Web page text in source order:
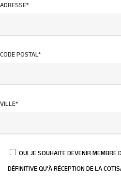
ADRESSE*
CODE POSTAL*
VILLE*
OUI JE SOUHAITE DEVENIR MEMBRE
DÉFINITIVE QU'À RÉCEPTION DE LA